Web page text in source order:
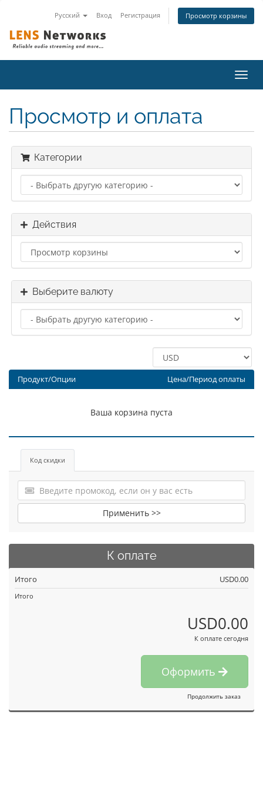
Русский Вход Регистрация Просмотр корзины
Просмотр и оплата
Категории
Действия
Выберите валюту
Продукт/Опции Цена/Период оплаты
Ваша корзина пуста
Код скидки
Применить >>
К оплате
Итого USD0.00
Итого
USD0.00
К оплате сегодня
Оформить
Продолжить заказ